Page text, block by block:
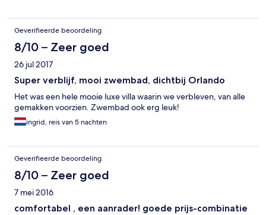
Geverifieerde beoordeling
8/10 – Zeer goed
26 jul 2017
Super verblijf, mooi zwembad, dichtbij Orlando
Het was een hele mooie luxe villa waarin we verbleven, van alle
gemakken voorzien. Zwembad ook erg leuk!
ingrid, reis van 5 nachten
Geverifieerde beoordeling
8/10 – Zeer goed
7 mei 2016
comfortabel , een aanrader! goede prijs-combinatie